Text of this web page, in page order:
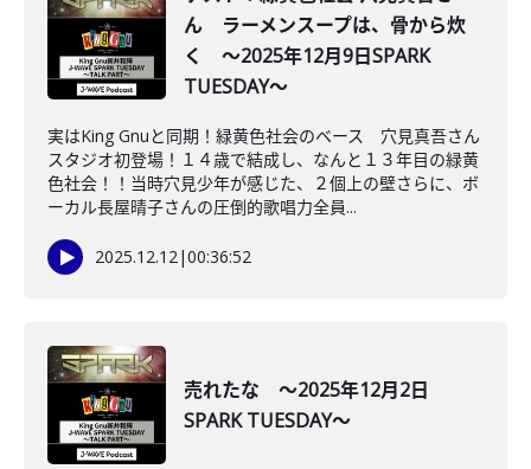
ん ラーメンスープは、骨から炊
く ～2025年12月9日SPARK
TUESDAY～
実はKing Gnuと同期！緑黄色社会のベース 穴見真吾さん
スタジオ初登場！１４歳で結成し、なんと１３年目の緑黄
色社会！！当時穴見少年が感じた、２個上の壁さらに、ボ
ーカル長屋晴子さんの圧倒的歌唱力全員...
2025.12.12|00:36:52
売れたな ～2025年12月2日
SPARK TUESDAY～